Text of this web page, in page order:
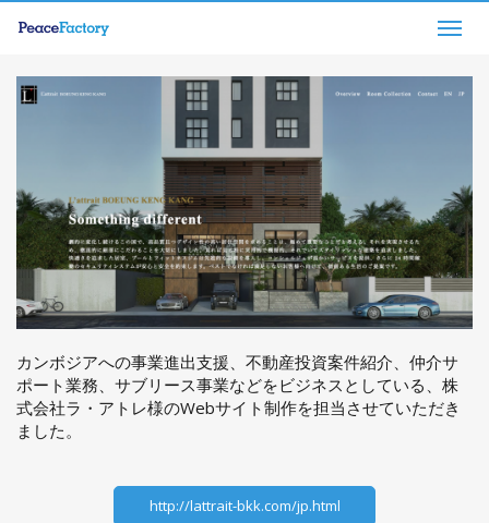
カンボジアへの事業進出支援、不動産投資案件紹介、仲介サ
ポート業務、サブリース事業などをビジネスとしている、株
式会社ラ・アトレ様のWebサイト制作を担当させていただき
ました。
http://lattrait-bkk.com/jp.html